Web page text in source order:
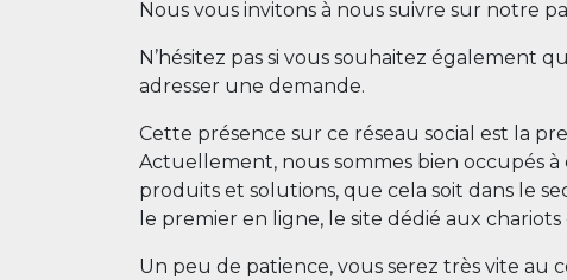
Nous vous invitons à nous suivre sur notre
N’hésitez pas si vous souhaitez également
adresser une demande.
Cette présence sur ce réseau social est la
Actuellement, nous sommes bien occupés
produits et solutions, que cela soit dans le
le premier en ligne, le site dédié aux chariots
Un peu de patience, vous serez très vite au